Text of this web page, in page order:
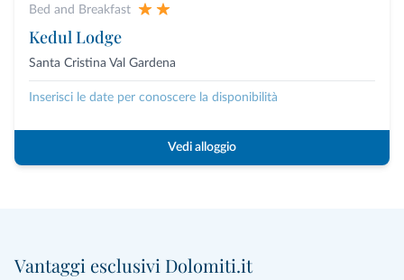
Bed and Breakfast
Kedul Lodge
Santa Cristina Val Gardena
Inserisci le date per conoscere la disponibilità
Vedi alloggio
Vantaggi esclusivi Dolomiti.it